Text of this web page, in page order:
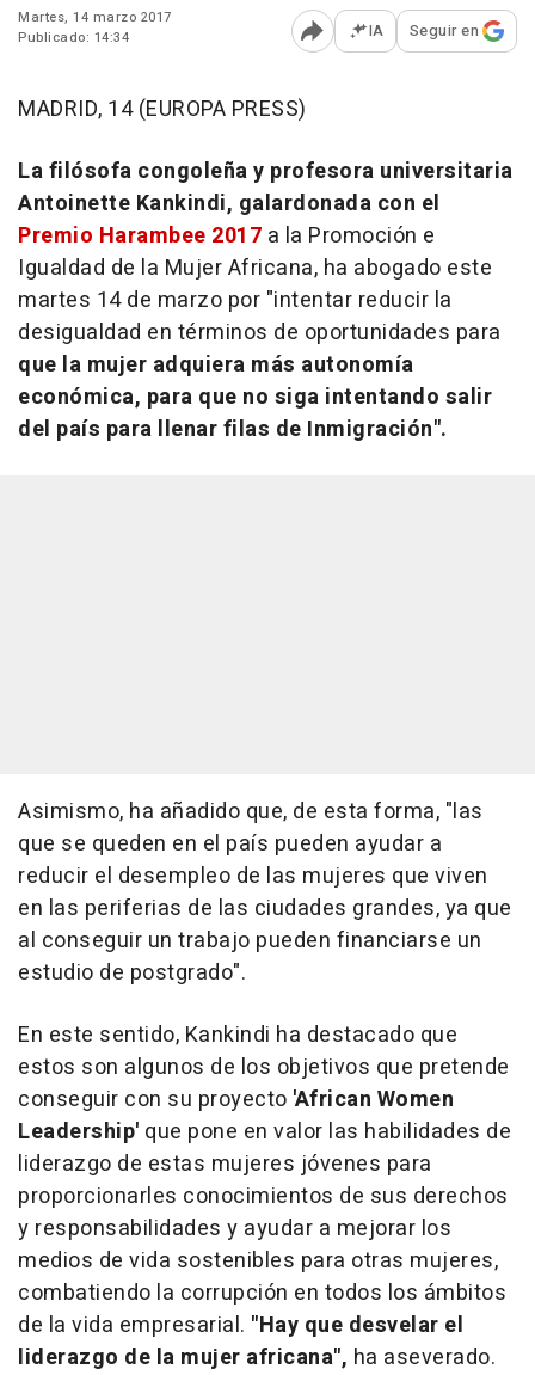
Martes, 14 marzo 2017
Publicado: 14:34
Abrir opciones para
IA Seguir en
MADRID, 14 (EUROPA PRESS)
La filósofa congoleña y profesora universitaria
Antoinette Kankindi, galardonada con el
Premio Harambee 2017 a la Promoción e
Igualdad de la Mujer Africana, ha abogado este
martes 14 de marzo por "intentar reducir la
desigualdad en términos de oportunidades para
que la mujer adquiera más autonomía
económica, para que no siga intentando salir
del país para llenar filas de Inmigración".
Asimismo, ha añadido que, de esta forma, "las
que se queden en el país pueden ayudar a
reducir el desempleo de las mujeres que viven
en las periferias de las ciudades grandes, ya que
al conseguir un trabajo pueden financiarse un
estudio de postgrado".
En este sentido, Kankindi ha destacado que
estos son algunos de los objetivos que pretende
conseguir con su proyecto 'African Women
Leadership' que pone en valor las habilidades de
liderazgo de estas mujeres jóvenes para
proporcionarles conocimientos de sus derechos
y responsabilidades y ayudar a mejorar los
medios de vida sostenibles para otras mujeres,
combatiendo la corrupción en todos los ámbitos
de la vida empresarial. "Hay que desvelar el
liderazgo de la mujer africana", ha aseverado.